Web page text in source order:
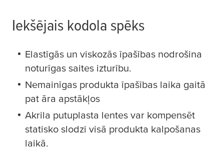
Iekšējais kodola spēks
Elastīgās un viskozās īpašības nodrošina
noturīgas saites izturību.
Nemainīgas produkta īpašības laika gaitā
pat āra apstākļos
Akrila putuplasta lentes var kompensēt
statisko slodzi visā produkta kalpošanas
laikā.